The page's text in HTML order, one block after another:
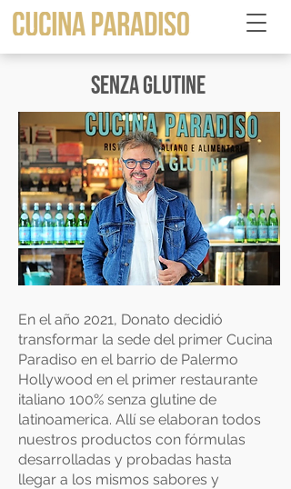
SENZA GLUTINE
En el año 2021, Donato decidió
transformar la sede del primer Cucina
Paradiso en el barrio de Palermo
Hollywood en el primer restaurante
italiano 100% senza glutine de
latinoamerica. Allí se elaboran todos
nuestros productos con fórmulas
desarrolladas y probadas hasta
llegar a los mismos sabores y